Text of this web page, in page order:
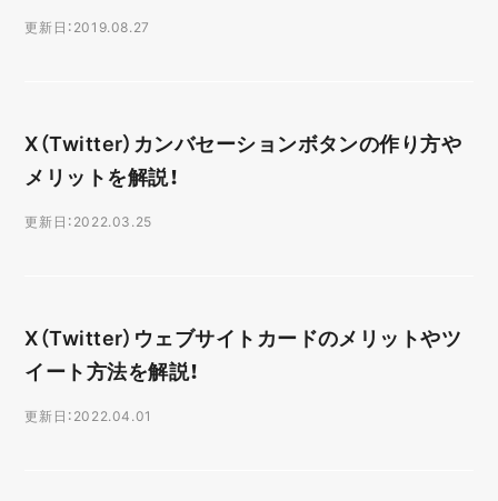
更新日：2019.08.27
X（Twitter）カンバセーションボタンの作り方や
メリットを解説！
更新日：2022.03.25
X（Twitter）ウェブサイトカードのメリットやツ
イート方法を解説！
更新日：2022.04.01